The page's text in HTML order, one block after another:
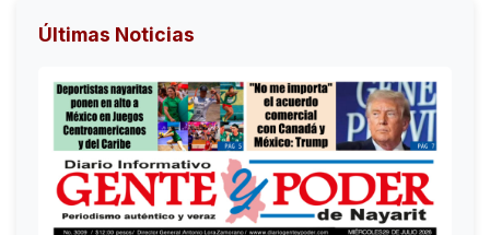
Últimas Noticias